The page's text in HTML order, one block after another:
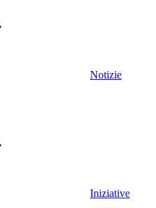
Notizie
Iniziative